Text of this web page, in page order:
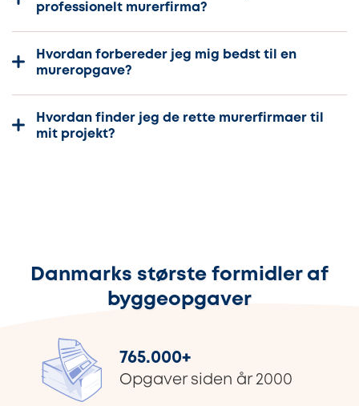
professionelt murerfirma?
Hvordan forbereder jeg mig bedst til en
mureropgave?
Hvordan finder jeg de rette murerfirmaer til
mit projekt?
Danmarks største formidler af
byggeopgaver
765.000+
Opgaver siden år 2000